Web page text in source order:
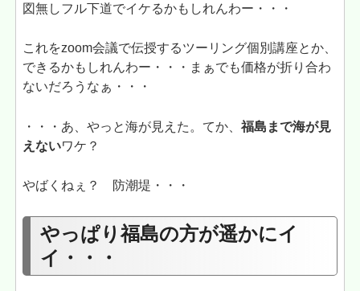
図無しフル下道でイケるかもしれんわー・・・
これをzoom会議で伝授するツーリング個別講座とか、
できるかもしれんわー・・・まぁでも価格が折り合わ
ないだろうなぁ・・・
・・・あ、やっと海が見えた。てか、福島まで海が見
えないワケ？
やばくねぇ？ 防潮堤・・・
やっぱり福島の方が遥かにイ
イ・・・